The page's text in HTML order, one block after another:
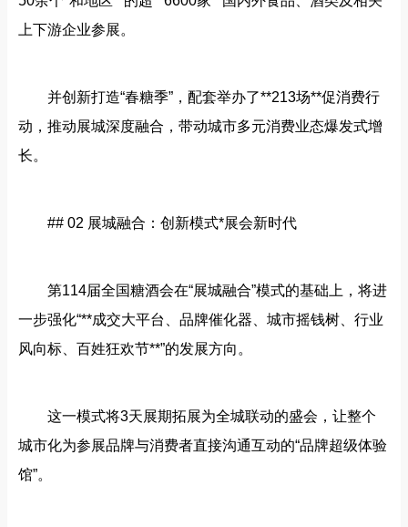
上下游企业参展。
并创新打造“春糖季”，配套举办了**213场**促消费行
动，推动展城深度融合，带动城市多元消费业态爆发式增
长。
## 02 展城融合：创新模式*展会新时代
第114届全国糖酒会在“展城融合”模式的基础上，将进
一步强化“**成交大平台、品牌催化器、城市摇钱树、行业
风向标、百姓狂欢节**”的发展方向。
这一模式将3天展期拓展为全城联动的盛会，让整个
城市化为参展品牌与消费者直接沟通互动的“品牌超级体验
馆”。